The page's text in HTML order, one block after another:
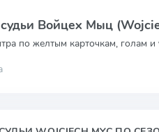
Войцех Мыц
по желтым карточкам, голам